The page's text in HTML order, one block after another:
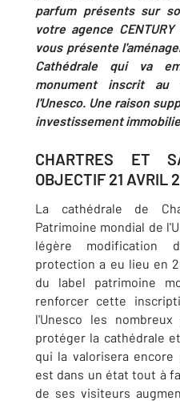
parfum présents sur
votre agence
vous présente
Cathédrale qui va
monument inscrit au
l'Unesco. Une raison
investissement
CHARTRES ET
OBJECTIF 21 AVRIL
La cathédrale de
Patrimoine mondial de
légère modification
protection a eu lieu en
du label patrimoine
renforcer cette
l'Unesco les
protéger la cathédrale
qui la valorisera encore
est dans un état tout à
de ses visiteurs